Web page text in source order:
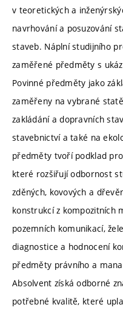
v teoretických a
navrhování a posuzování
staveb. Náplní studijního
zaměřené předměty s
Povinné předměty jako
zaměřeny na vybrané
zakládání a dopravních
stavebnictví a také na
předměty tvoří podklad
které rozšiřují odbornost
zděných, kovových a
konstrukcí z kompozitních
pozemních komunikací,
diagnostice a hodnocení
předměty právního a
Absolvent získá odborné
potřebné kvalitě, které